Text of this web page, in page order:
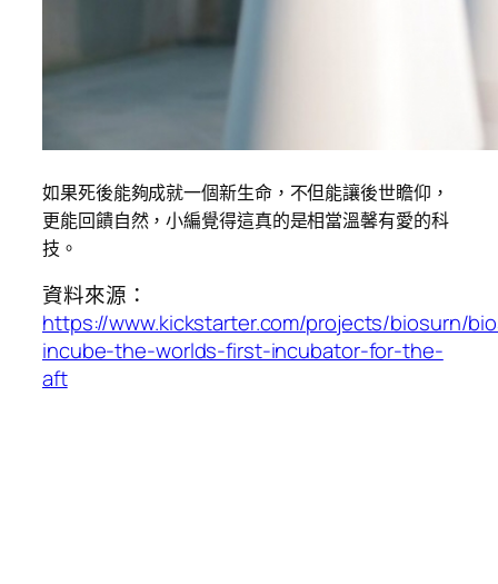
如果死後能夠成就一個新生命，不但能讓後世瞻仰，
更能回饋自然，小編覺得這真的是相當溫馨有愛的科
技。
資料來源：
https://www.kickstarter.com/projects/biosurn/
incube-the-worlds-first-incubator-for-the-
aft